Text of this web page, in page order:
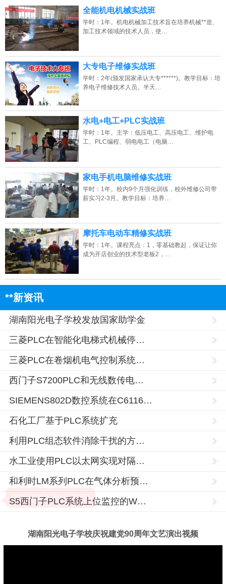
点击免费咨询电话：13807313137
全能机电机械实战班
学时：1年。机电机械加工技术旨在培养机械**造、
加工技术领域的技术人员，使…
大专电子维修实战班
学时：2年(颁发国家承认大专******)。教学目标：培
养电子维修技术人员。半天…
水电+电工+PLC实战班
学时：1年。主学：低压电工、高压电工、维护电
工、PLC编程、弱电电工（电脑…
家电手机电脑维修实战班
学时：1年。校内9个月强化训练，校外维修公司带
薪实习2-3月。教学目标：培养…
摩托车电动车精修实战班
学时：1年。课程亮点：1，零基础教起，保证让你
成为开店创业的技术型老板2，…
**新资讯
湖南阳光电子学校发放国家助学金
三菱PLC在智能化电梯式机械停…
三菱PLC在卷烟机电气控制系统…
西门子S7200PLC和无线数传电…
SIEMENS802D数控系统在C6116…
石化工厂基于PLC系统扩充
利用PLC组态软件消除干扰的方…
水工业使用PLC以太网实现对隔…
和利时LM系列PLC在气体分析预…
S5西门子PLC系统上位监控的W…
湖南阳光电子学校庆祝建党90周年文艺演出视频